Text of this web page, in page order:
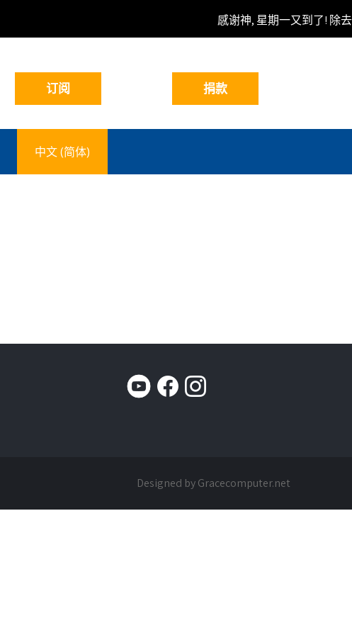
感谢神, 星期一又到了! 除
中文 (简体)